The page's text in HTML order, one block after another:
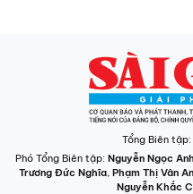
Tổng Biên tập:
Phó Tổng Biên tập: Nguyễn Ngọc Anh
Trương Đức Nghĩa, Phạm Thị Vân
Nguyễn Khắc